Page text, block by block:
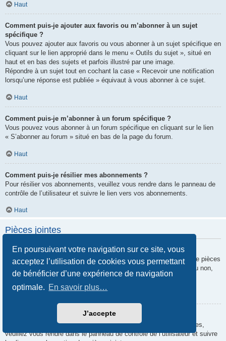
En poursuivant votre navigation sur ce site, vous
acceptez l’utilisation de cookies vous permettant
de bénéficier d’une expérience de navigation
optimale. En savoir plus…
J’accepte
Haut
Comment puis-je ajouter aux favoris ou m’abonner à un sujet
spécifique ?
Vous pouvez ajouter aux favoris ou vous abonner à un sujet spécifique en
cliquant sur le lien approprié dans le menu « Outils du sujet », situé en
haut et en bas des sujets et parfois illustré par une image.
Répondre à un sujet tout en cochant la case « Recevoir une notification
lorsqu’une réponse est publiée » équivaut à vous abonner à ce sujet.
Haut
Comment puis-je m’abonner à un forum spécifique ?
Vous pouvez vous abonner à un forum spécifique en cliquant sur le lien
« S’abonner au forum » situé en bas de la page du forum.
Haut
Comment puis-je résilier mes abonnements ?
Pour résilier vos abonnements, veuillez vous rendre dans le panneau de
contrôle de l’utilisateur et suivre le lien vers vos abonnements.
Haut
Pièces jointes
Quelles pièces jointes sont autorisées sur ce forum ?
Chaque administrateur peut autoriser ou interdire certains types de pièces
jointes. Si vous n’êtes pas certain de savoir ce qui est autorisé ou non,
nous vous invitons à contacter un administrateur du forum.
Comment puis-je retrouver toutes mes pièces jointes ?
Pour retrouver la liste des pièces jointes que vous avez transférées,
veuillez vous rendre dans le panneau de contrôle de l’utilisateur et suivre